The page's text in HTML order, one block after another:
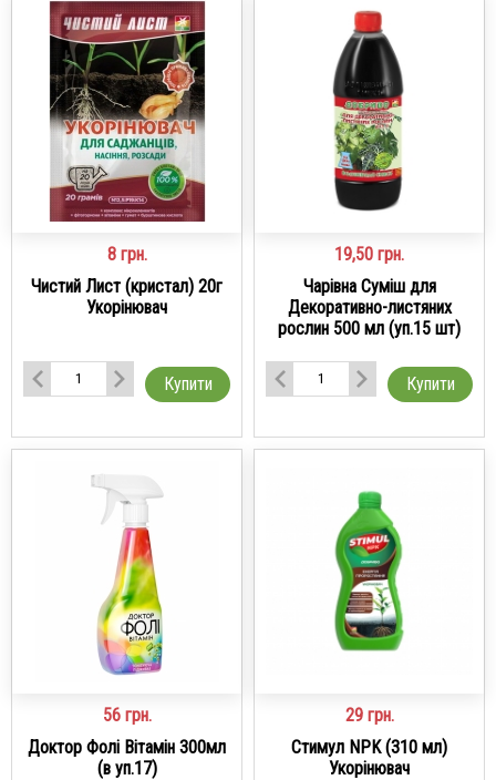
8 грн.
Чистий Лист (кристал) 20г
Укорінювач
Купити
19,50 грн.
Чарівна Суміш для
Декоративно-листяних
рослин 500 мл (уп.15 шт)
Купити
56 грн.
Доктор Фолі Вітамін 300мл
(в уп.17)
29 грн.
Стимул NPK (310 мл)
Укорінювач